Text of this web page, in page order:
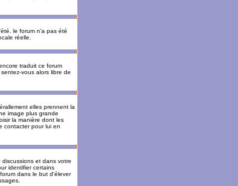
le forum n'a pas été
réelle.
traduit ce forum
vous alors libre de
elles prennent la
image plus grande
la manière dont les
contacter pour lui en
et dans votre
identifier certains
dans le but d'élever